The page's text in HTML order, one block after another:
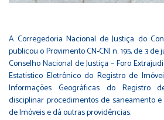
A Corregedoria Nacional de Justiça do
publicou o Provimento CN-CNJ n. 195, de 3
Conselho Nacional de Justiça – Foro
Estatístico Eletrônico do Registro de
Informações Geográficas do Registro
disciplinar procedimentos de saneamento
de Imóveis e dá outras providências.